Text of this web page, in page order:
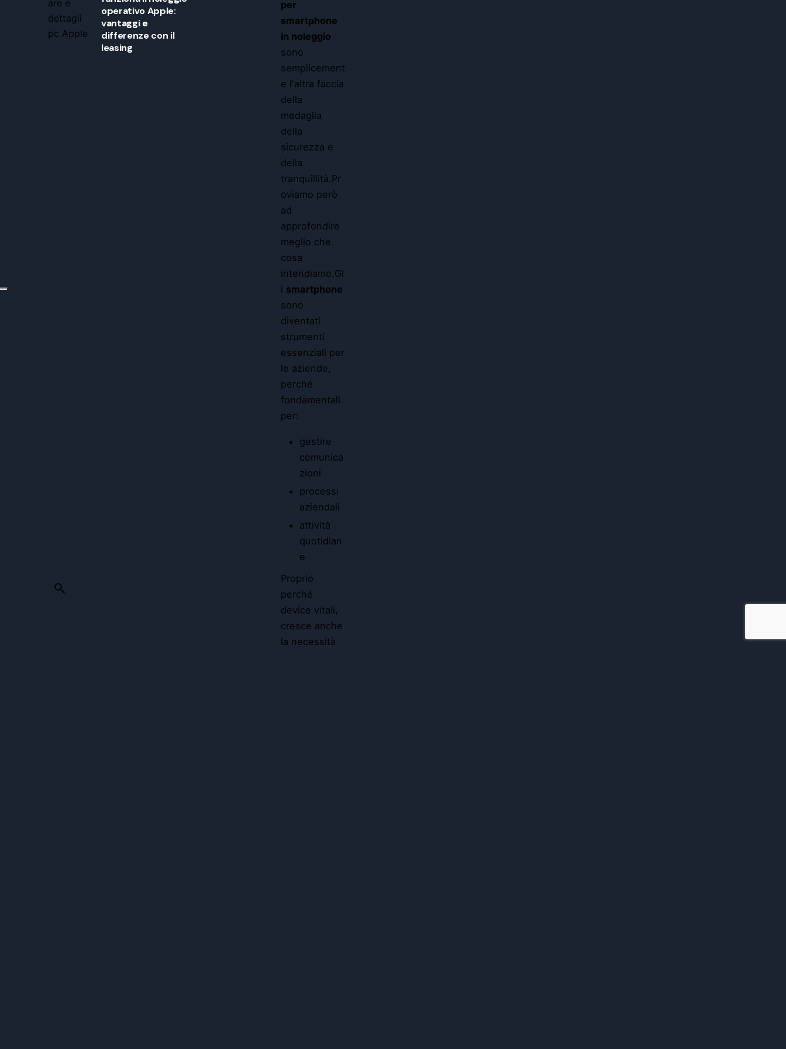
operativo Apple:
vantaggi e
differenze con il
leasing
per
smartphone
in noleggio
sono
semplicement
e l'altra faccia
della
medaglia
della
sicurezza e
della
tranquillità.Pr
oviamo però
ad
approfondire
meglio che
cosa
intendiamo.Gl
i smartphone
sono
diventati
strumenti
essenziali per
le aziende,
perché
fondamentali
per:
gestire
comunica
zioni
processi
aziendali
attività
quotidian
e
Proprio
perché
device vitali,
cresce anche
la necessità